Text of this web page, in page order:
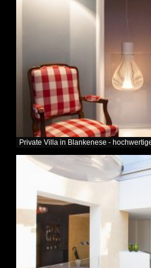
Private Villa in Blankenese -